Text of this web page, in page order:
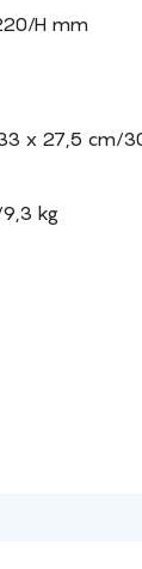
H mm
x 27,5 cm/
kg